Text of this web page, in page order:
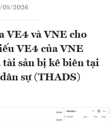
05/2026
VE4 và VNE cho
VE4 của VNE
sản bị kê biên tại
sự (THADS)